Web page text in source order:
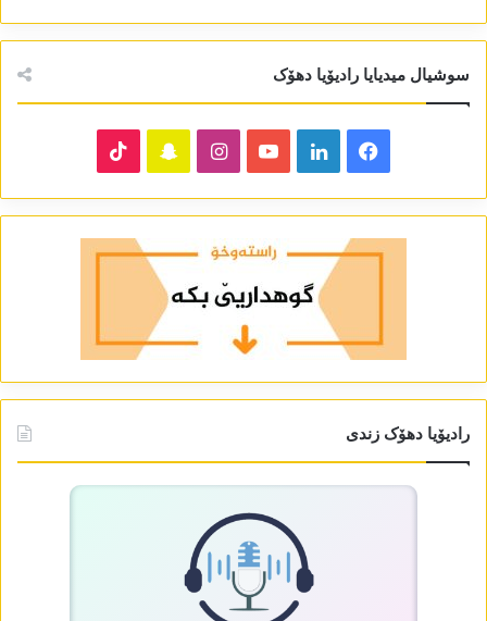
سوشیال میدیایا رادیۆیا دھۆک
Facebook
LinkedIn
YouTube
Instagram
Snapchat
رادیۆیا دھۆک زندی